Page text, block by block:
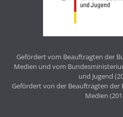
Gefördert vom Beauftragten der
Medien und vom
und Jugend
Gefördert von der Beauftragten
Medien